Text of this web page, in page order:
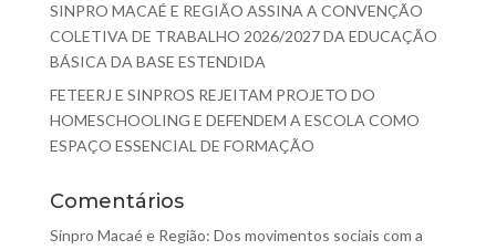
SINPRO MACAÉ E REGIÃO ASSINA A CONVENÇÃO
COLETIVA DE TRABALHO 2026/2027 DA EDUCAÇÃO
BÁSICA DA BASE ESTENDIDA
FETEERJ E SINPROS REJEITAM PROJETO DO
HOMESCHOOLING E DEFENDEM A ESCOLA COMO
ESPAÇO ESSENCIAL DE FORMAÇÃO
Comentários
Sinpro Macaé e Região: Dos movimentos sociais com a